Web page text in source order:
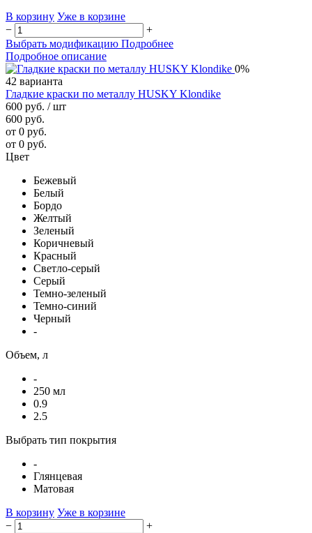
В корзину Уже в корзине
−
+
Выбрать модификацию Подробнее
Подробное описание
0%
42 варианта
Гладкие краски по металлу HUSKY Klondike
600 руб. / шт
600 руб.
от 0 руб.
от 0 руб.
Цвет
Бежевый
Белый
Бордо
Желтый
Зеленый
Коричневый
Красный
Светло-серый
Серый
Темно-зеленый
Темно-синий
Черный
-
Объем, л
-
250 мл
0.9
2.5
Выбрать тип покрытия
-
Глянцевая
Матовая
В корзину Уже в корзине
−
+